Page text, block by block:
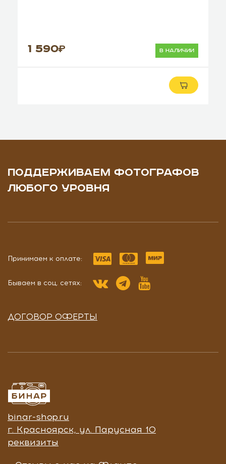
1 590 в наличии
ПОДДЕРЖИВАЕМ ФОТОГРАФОВ
ЛЮБОГО УРОВНЯ
Принимаем к оплате:
Бываем в соц. сетях:
ДОГОВОР ОФЕРТЫ
binar-shop.ru
г. Красноярск, ул. Парусная 10
реквизиты